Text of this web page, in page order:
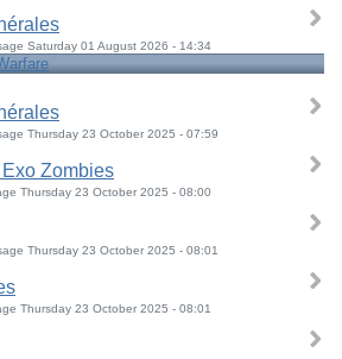
Saturday 01 August 2026 - 14:34
Thursday 23 October 2025 - 07:59
Zombies
Thursday 23 October 2025 - 08:00
Thursday 23 October 2025 - 08:01
Thursday 23 October 2025 - 08:01